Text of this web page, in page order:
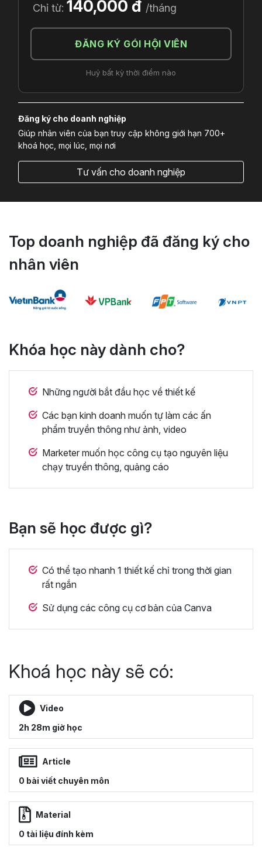
Chỉ từ: 140,000 đ /tháng
ĐĂNG KÝ GÓI HỘI VIÊN
Huỷ bất kỳ thời điểm nào
Đăng ký cho doanh nghiệp
Giúp nhân viên của bạn truy cập không giới hạn 700+
khoá học, mọi lúc, mọi nơi
Tư vấn cho doanh nghiệp
Top doanh nghiệp đã đăng ký cho
nhân viên
Khóa học này dành cho?
Những người bắt đầu học về thiết kế
Các bạn kinh doanh muốn tự làm các ấn
phẩm truyền thông như ảnh, video
Marketer muốn học công cụ tạo nguyên liệu
chạy truyền thông, quảng cáo
Bạn sẽ học được gì?
Có thể tạo nhanh 1 thiết kế chỉ trong thời gian
rất ngắn
Sử dụng các công cụ cơ bản của Canva
Khoá học này sẽ có:
Video
2h 28m giờ học
Article
0 bài viết chuyên môn
Material
0 tài liệu đính kèm